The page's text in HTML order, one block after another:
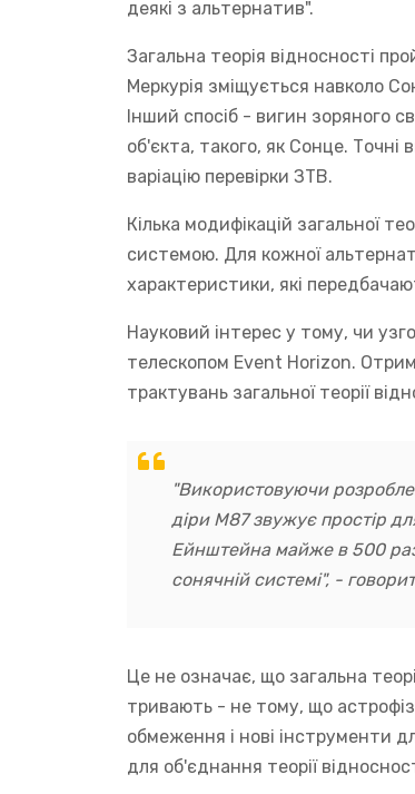
деякі з альтернатив".
Загальна теорія відносності
Меркурія зміщується навколо
Інший спосіб - вигин зоряного
об'єкта, такого, як Сонце.
варіацію перевірки ЗТВ.
Кілька модифікацій загальної
системою. Для кожної
характеристики, які
Науковий інтерес у тому, чи
телескопом Event Horizon.
трактувань загальної теорії
"Використовуючи
діри M87 звужує простір
Ейнштейна майже в 500
сонячній системі", -
Це не означає, що загальна
тривають - не тому, що
обмеження і нові інструменти
для об'єднання теорії